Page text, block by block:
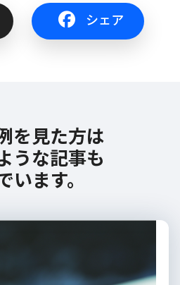
シェア
を見た方は
うな記事も
います。